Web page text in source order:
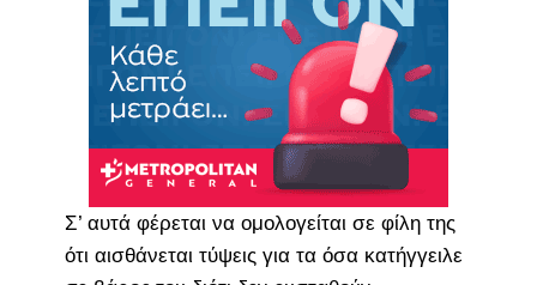
Σ’ αυτά φέρεται να ομολογείται σε φίλη της
ότι αισθάνεται τύψεις για τα όσα κατήγγειλε